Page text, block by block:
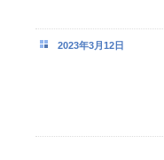
2023年3月12日